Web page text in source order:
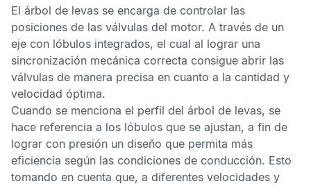
El árbol de levas se encarga de controlar las
posiciones de las válvulas del motor. A través de un
eje con lóbulos integrados, el cual al lograr una
sincronización mecánica correcta consigue abrir las
válvulas de manera precisa en cuanto a la cantidad y
velocidad óptima.
Cuando se menciona el perfil del árbol de levas, se
hace referencia a los lóbulos que se ajustan, a fin de
lograr con presión un diseño que permita más
eficiencia según las condiciones de conducción. Esto
tomando en cuenta que, a diferentes velocidades y